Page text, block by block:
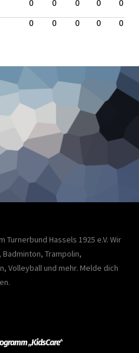
0 0 0 0
0
0 0 0 0 0
Hassels 1925 e.V. Wir
Trampolin,
Volleyball und mehr. Melde dich
„KidsCare“